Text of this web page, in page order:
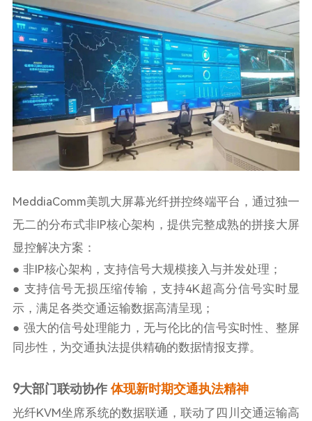
MeddiaComm美凯大屏幕光纤拼控终端平台，通过独一
无二的分布式非IP核心架构，提供完整成熟的拼接大屏
显控解决方案：
● 非IP核心架构，支持信号大规模接入与并发处理；
● 支持信号无损压缩传输，支持4K超高分信号实时显
示，满足各类交通运输数据高清呈现；
● 强大的信号处理能力，无与伦比的信号实时性、整屏
同步性，为交通执法提供精确的数据情报支撑。
9大部门联动协作 体现新时期交通执法精神
光纤KVM坐席系统的数据联通，联动了四川交通运输高